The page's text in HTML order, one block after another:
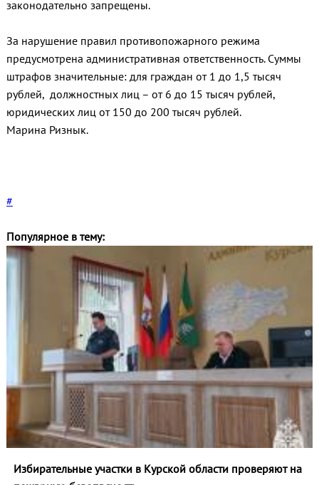
законодательно запрещены.
За нарушение правил противопожарного режима
предусмотрена административная ответственность. Суммы
штрафов значительные: для граждан от 1 до 1,5 тысяч
рублей, должностных лиц – от 6 до 15 тысяч рублей,
юридических лиц от 150 до 200 тысяч рублей.
Марина Ризнык.
#
Популярное в тему:
Избирательные участки в Курской области проверяют на